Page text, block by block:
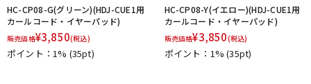
HC-CP08-G(グリーン)(HDJ-CUE1用
カールコード・イヤーパッド)
販売価格¥3,850(税込)
ポイント：1% (35pt)
HC-CP08-Y(イエロー)(HDJ-CUE1用
カールコード・イヤーパッド)
販売価格¥3,850(税込)
ポイント：1%(35pt)